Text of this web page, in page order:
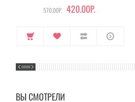
570.00Р. 420.00Р.
ВЫ СМОТРЕЛИ